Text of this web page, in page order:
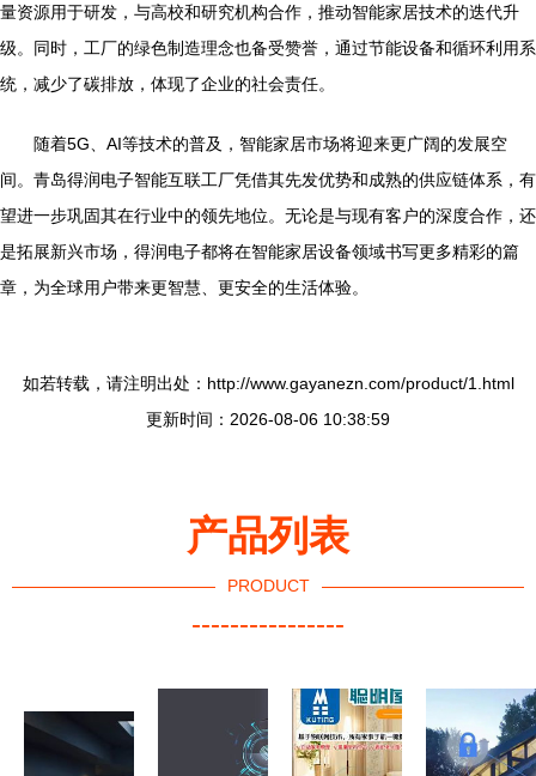
量资源用于研发，与高校和研究机构合作，推动智能家居技术的迭代升
级。同时，工厂的绿色制造理念也备受赞誉，通过节能设备和循环利用系
统，减少了碳排放，体现了企业的社会责任。
随着5G、AI等技术的普及，智能家居市场将迎来更广阔的发展空
间。青岛得润电子智能互联工厂凭借其先发优势和成熟的供应链体系，有
望进一步巩固其在行业中的领先地位。无论是与现有客户的深度合作，还
是拓展新兴市场，得润电子都将在智能家居设备领域书写更多精彩的篇
章，为全球用户带来更智慧、更安全的生活体验。
如若转载，请注明出处：http://www.gayanezn.com/product/1.html
更新时间：2026-08-06 10:38:59
产品列表
PRODUCT
----------------